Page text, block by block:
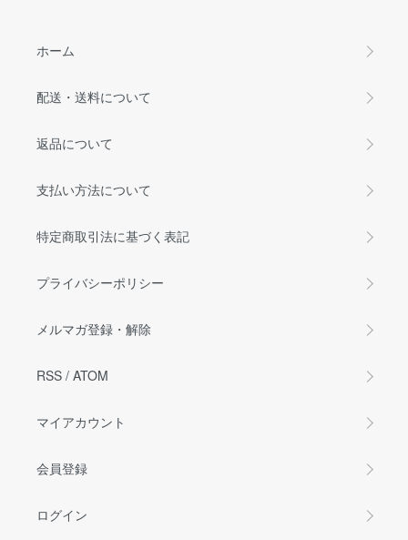
ホーム
配送・送料について
返品について
支払い方法について
特定商取引法に基づく表記
プライバシーポリシー
メルマガ登録・解除
RSS / ATOM
マイアカウント
会員登録
ログイン